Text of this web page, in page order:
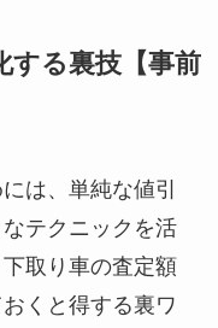
する裏技【事前
は、単純な値引
テクニックを活
取り車の査定額
くと得する裏ワ